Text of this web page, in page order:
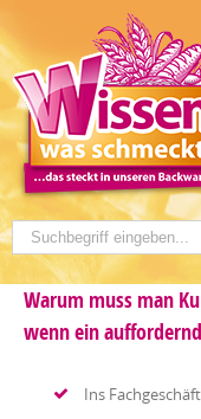
Warum muss man
wenn ein
Ins